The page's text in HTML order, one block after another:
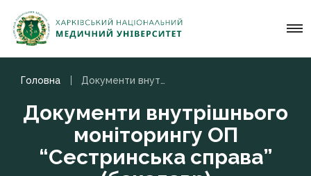
Головна
Документи внутрішнього
моніторингу ОП
“Сестринська справа”